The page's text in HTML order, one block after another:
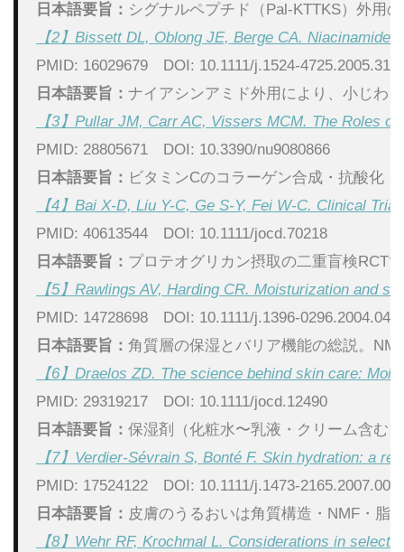
日本語要旨： シグナルペプチド（Pal-KTTKS）外用
【2】Bissett DL, Oblong JE, Berge CA.
PMID: 16029679　DOI: 10.1111/j.1524-
日本語要旨： ナイアシンアミド外用により、小じわ
【3】Pullar JM, Carr AC, Vissers MCM. The Roles
PMID: 28805671　DOI: 10.3390/nu9080866
日本語要旨： ビタミンCのコラーゲン合成・抗酸化
【4】Bai X-D, Liu Y-C, Ge S-Y, Fei W-C. Clinical
PMID: 40613544　DOI: 10.1111/jocd.70218
日本語要旨： プロテオグリカン摂取の二重盲検RCT
【5】Rawlings AV, Harding CR. Moisturization and
PMID: 14728698　DOI: 10.1111/j.1396-
日本語要旨： 角質層の保湿とバリア機能の総説。
【6】Draelos ZD. The science behind skin care:
PMID: 29319217　DOI: 10.1111/jocd.12490
日本語要旨： 保湿剤（化粧水〜乳液・クリーム含む
【7】Verdier-Sévrain S, Bonté F. Skin hydration: a
PMID: 17524122　DOI: 10.1111/j.1473-
日本語要旨： 皮膚のうるおいは角質構造・NMF・脂
【8】Wehr RF, Krochmal L. Considerations in